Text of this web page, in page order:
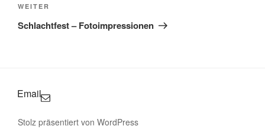
Nächster
Beitrag
WEITER
Schlachtfest – Fotoimpressionen
Email
Stolz präsentiert von WordPress